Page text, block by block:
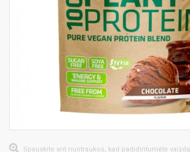
Spauskite ant nuotraukos, kad padidintumėte vaizdą